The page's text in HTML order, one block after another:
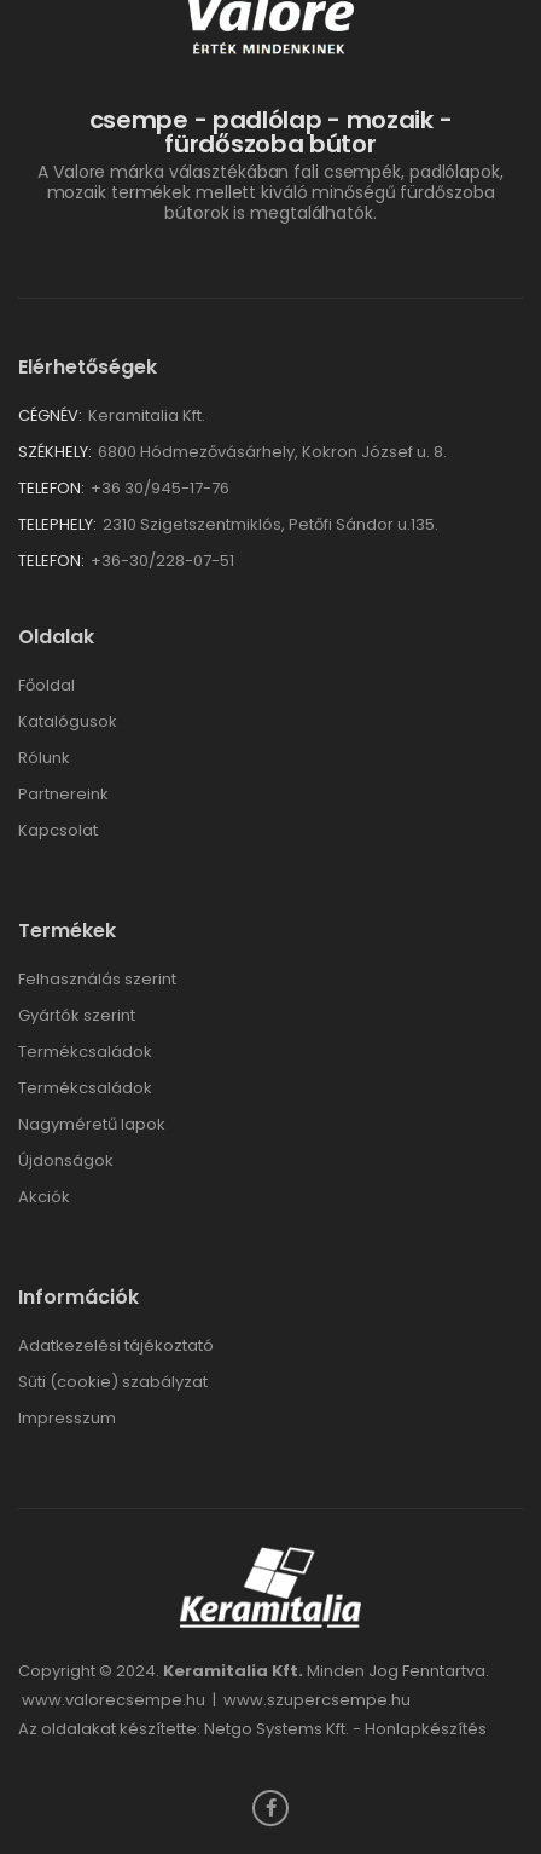
csempe - padlólap - mozaik -
fürdőszoba bútor
A Valore márka választékában fali csempék, padlólapok,
mozaik termékek mellett kiváló minőségű fürdőszoba
bútorok is megtalálhatók.
Elérhetőségek
CÉGNÉV: Keramitalia Kft.
SZÉKHELY: 6800 Hódmezővásárhely, Kokron József u. 8.
TELEFON: +36 30/945-17-76
TELEPHELY: 2310 Szigetszentmiklós, Petőfi Sándor u.135.
TELEFON: +36-30/228-07-51
Oldalak
Főoldal
Katalógusok
Rólunk
Partnereink
Kapcsolat
Termékek
Felhasználás szerint
Gyártók szerint
Termékcsaládok
Termékcsaládok
Nagyméretű lapok
Újdonságok
Akciók
Információk
Adatkezelési tájékoztató
Süti (cookie) szabályzat
Impresszum
Copyright © 2024. Keramitalia Kft. Minden Jog Fenntartva.
www.valorecsempe.hu | www.szupercsempe.hu
Az oldalakat készítette: Netgo Systems Kft. - Honlapkészítés